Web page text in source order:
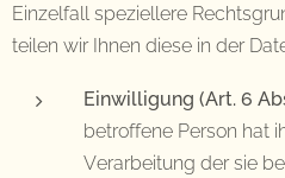
Einzelfall speziellere
teilen wir Ihnen diese in der
Einwilligung (Art. 6
betroffene Person hat
Verarbeitung der sie